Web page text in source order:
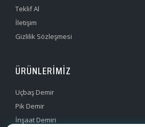
Teklif Al
İletişim
Gizlilik Sözleşmesi
ÜRÜNLERIMIZ
Uçbaş Demir
Pik Demir
İnşaat Demiri